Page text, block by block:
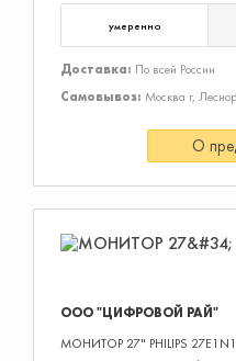
умеренно
Доставка: По всей России
Самовывоз: Москва г,
О
ООО "ЦИФРОВОЙ РАЙ"
МОНИТОР 27" PHILIPS